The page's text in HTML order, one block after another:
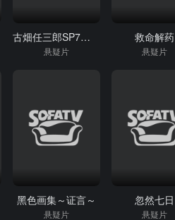
古畑任三郎SP7古畑中学生
悬疑片
救命解药
悬疑片
黑色画集～证言～
悬疑片
忽然七日
悬疑片